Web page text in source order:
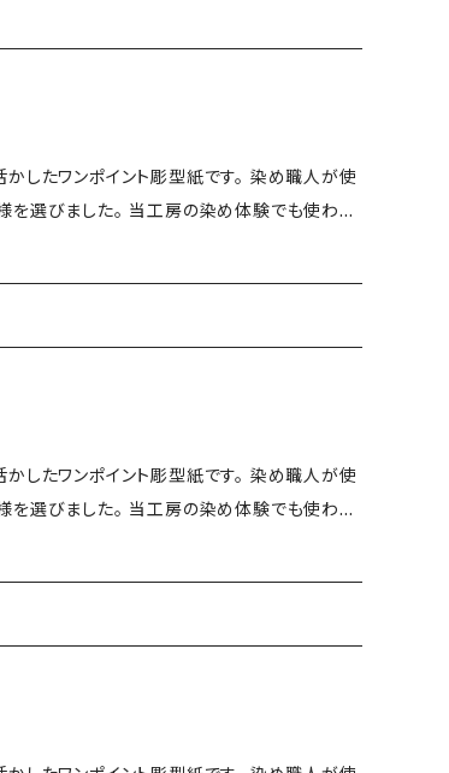
和紙の型紙に小紋糊を重ねのりが乾いたと
掛かる技法です。 また、同じ型紙を使っても
注文を頂いてから
しますこと、ご了承くださいませ。
たワンポイント彫型紙です。 染め職人が使
選びました。 当工房の染め体験でも使われ
和紙の型紙に小紋糊を重ねのりが乾いたと
掛かる技法です。 また、同じ型紙を使っても
注文を頂いてから
しますこと、ご了承くださいませ。
たワンポイント彫型紙です。 染め職人が使
選びました。 当工房の染め体験でも使われ
和紙の型紙に小紋糊を重ねのりが乾いたと
掛かる技法です。 また、同じ型紙を使っても